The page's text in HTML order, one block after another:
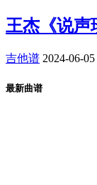
王杰《说声
吉他谱 2024-06-05
最新曲谱